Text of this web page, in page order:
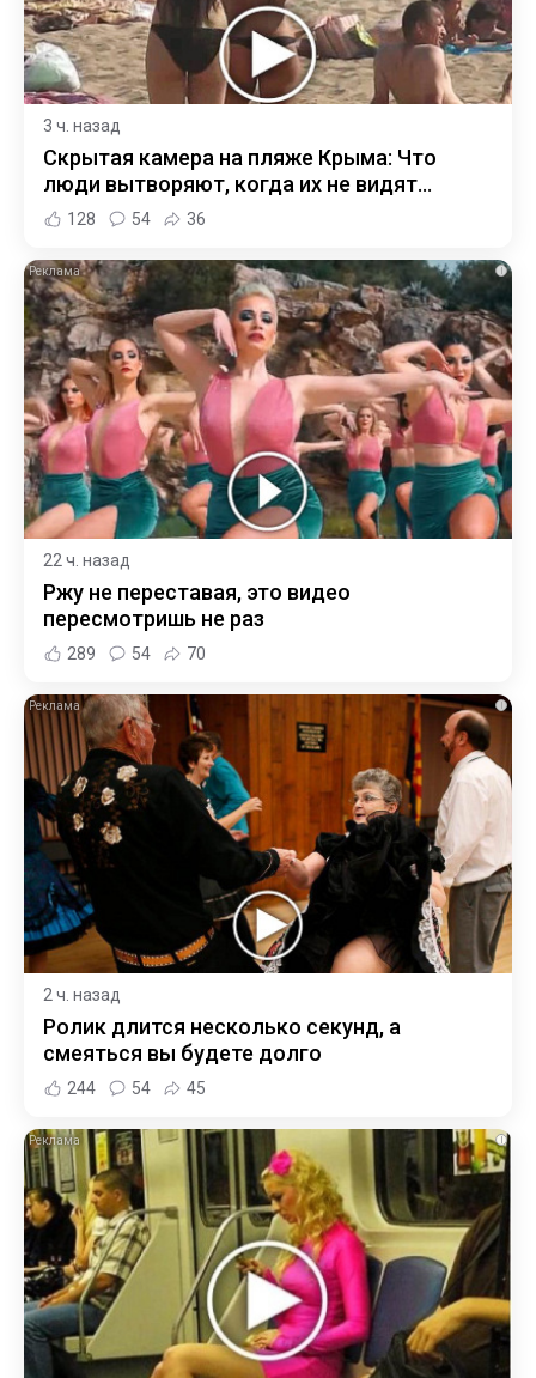
3 ч. назад
Скрытая камера на пляже Крыма: Что
люди вытворяют, когда их не видят...
128 54 36
i
22 ч. назад
Ржу не переставая, это видео
пересмотришь не раз
289 54 70
i
2 ч. назад
Ролик длится несколько секунд, а
смеяться вы будете долго
244 54 45
i